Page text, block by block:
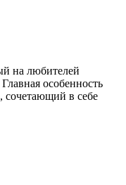
на любителей
особенность
сочетающий в себе